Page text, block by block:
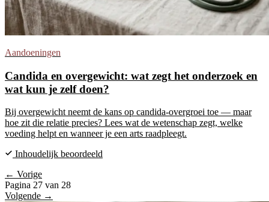
Aandoeningen
Candida en overgewicht: wat zegt het onderzoek en
wat kun je zelf doen?
Bij overgewicht neemt de kans op candida-overgroei toe — maar
hoe zit die relatie precies? Lees wat de wetenschap zegt, welke
voeding helpt en wanneer je een arts raadpleegt.
Inhoudelijk beoordeeld
← Vorige
Pagina 27 van 28
Volgende →